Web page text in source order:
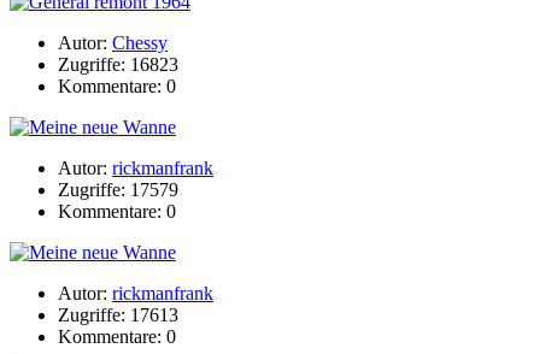
Autor: Chessy
Zugriffe: 16823
Kommentare: 0
Autor: rickmanfrank
Zugriffe: 17579
Kommentare: 0
Autor: rickmanfrank
Zugriffe: 17613
Kommentare: 0